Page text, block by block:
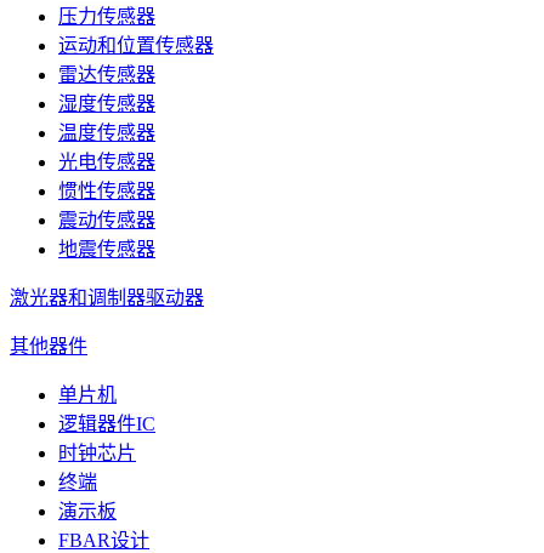
压力传感器
运动和位置传感器
雷达传感器
湿度传感器
温度传感器
光电传感器
惯性传感器
震动传感器
地震传感器
激光器和调制器驱动器
其他器件
单片机
逻辑器件IC
时钟芯片
终端
演示板
FBAR设计